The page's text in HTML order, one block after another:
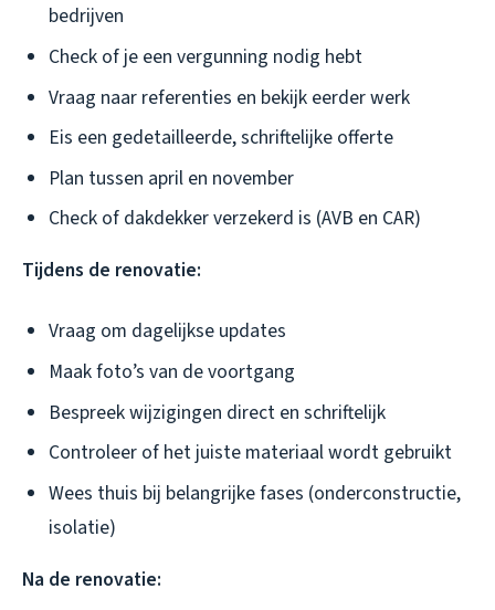
bedrijven
Check of je een vergunning nodig hebt
Vraag naar referenties en bekijk eerder werk
Eis een gedetailleerde, schriftelijke offerte
Plan tussen april en november
Check of dakdekker verzekerd is (AVB en CAR)
Tijdens de renovatie:
Vraag om dagelijkse updates
Maak foto’s van de voortgang
Bespreek wijzigingen direct en schriftelijk
Controleer of het juiste materiaal wordt gebruikt
Wees thuis bij belangrijke fases (onderconstructie,
isolatie)
Na de renovatie: